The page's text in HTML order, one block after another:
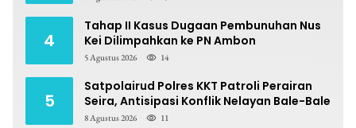
4
Tahap II Kasus Dugaan Pembunuhan Nus
Kei Dilimpahkan ke PN Ambon
5 Agustus 2026 14
5
Satpolairud Polres KKT Patroli Perairan
Seira, Antisipasi Konflik Nelayan Bale-Bale
8 Agustus 2026 11